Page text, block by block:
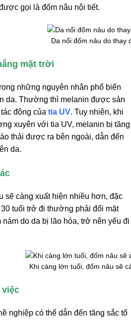
gọi là đốm nâu nội tiết.
Da nổi đốm nâu do thay
mặt trời
những nguyên nhân phổ biến
da. Thường thì melanin được sản
động của tia UV. Tuy nhiên, khi
xuyên với tia UV, melanin bị tăng
thải được ra bên ngoài, dẫn đến
da.
sẽ càng xuất hiện nhiều hơn, đặc
tuổi trở đi thường phải đối mặt
do da bị lão hóa, trở nên yếu đi
Khi càng lớn tuổi, đốm nâu sẽ
nghiệp có thể dẫn đến tăng sắc tố